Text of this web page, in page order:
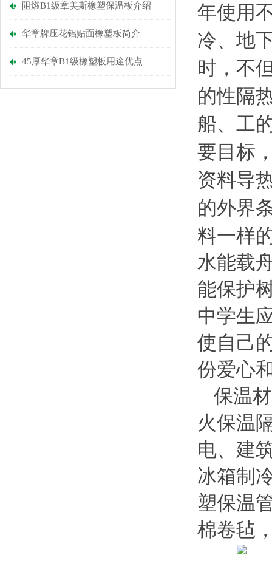
阻燃B1级章美斯橡塑保温板介绍
华章牌压花铝贴面橡塑板简介
45厚华章B1级橡塑板用途优点
年使用
冷、地
时，不
的性隔
船、工
要目标
资料导
的外界
料一样
水能载
能保护
中学生
使自己
份爱心
保温
火保温
电、建
冰箱制
塑保温
棉卷毡